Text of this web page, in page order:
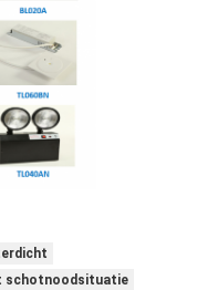
schotnoodsituatie